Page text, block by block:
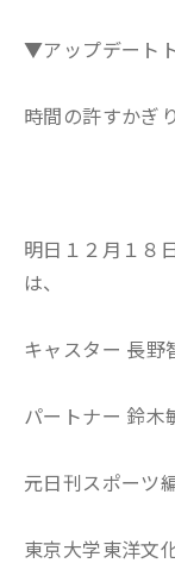
▼アップデート
時間の許すかぎ
明日１２月１８
は、
キャスター 長野
パートナー 鈴木
元日刊スポーツ
東京大学東洋文